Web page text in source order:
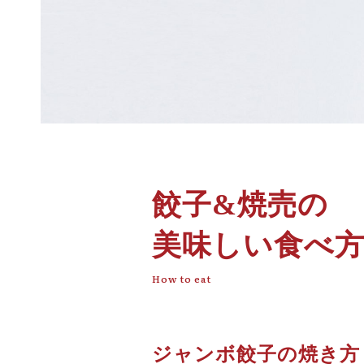
餃子&焼売の
美味しい食べ方
How to eat
ジャンボ餃子の焼き方